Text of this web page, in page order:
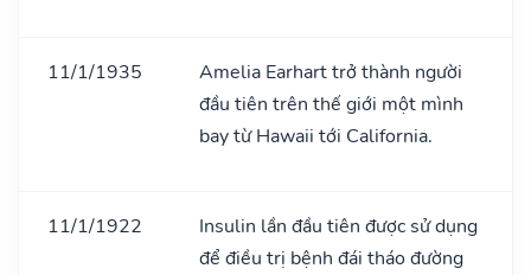
11/1/1935
Amelia Earhart trở thành người
đầu tiên trên thế giới một mình
bay từ Hawaii tới California.
11/1/1922
Insulin lần đầu tiên được sử dụng
để điều trị bệnh đái tháo đường